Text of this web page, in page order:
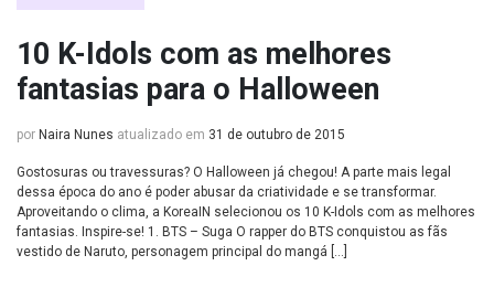
10 K-Idols com as melhores
fantasias para o Halloween
por Naira Nunes atualizado em 31 de outubro de 2015
Gostosuras ou travessuras? O Halloween já chegou! A parte mais legal
dessa época do ano é poder abusar da criatividade e se transformar.
Aproveitando o clima, a KoreaIN selecionou os 10 K-Idols com as melhores
fantasias. Inspire-se! 1. BTS – Suga O rapper do BTS conquistou as fãs
vestido de Naruto, personagem principal do mangá […]